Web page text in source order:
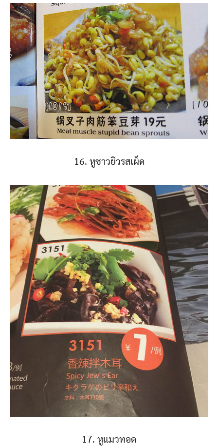
16. หูชาวยิวรสเผ็ด
17. หูแมวทอด